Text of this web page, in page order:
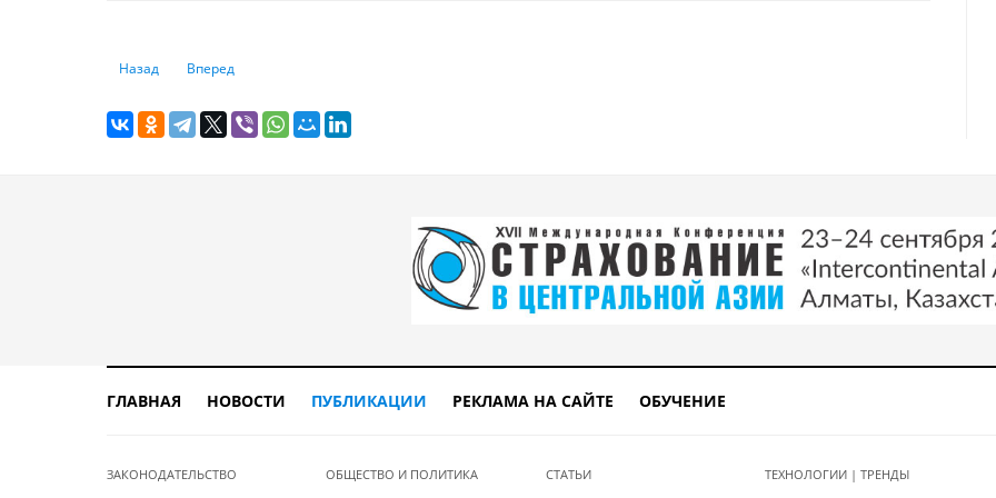
Предыдущий: Списали деньги с карты: как защитить свои сбережения в Казахстане
Назад Следующий: Экспорт вырос, импорт сократился: как изменился внешнеторговый оборот Казахстана в первой половине
Вперед
ГЛАВНАЯ НОВОСТИ ПУБЛИКАЦИИ РЕКЛАМА НА САЙТЕ ОБУЧЕНИЕ
ЗАКОНОДАТЕЛЬСТВО
ОБЩЕСТВО И ПОЛИТИКА
СТАТЬИ
ТЕХНОЛОГИИ | ТРЕНДЫ